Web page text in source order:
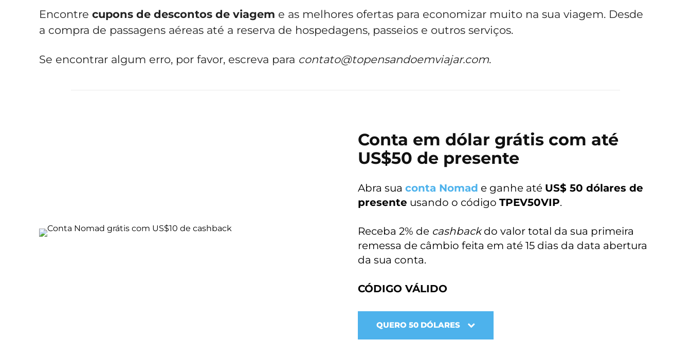
Encontre cupons de descontos de viagem e as melhores ofertas para economizar muito na sua viagem. Desde
a compra de passagens aéreas até a reserva de hospedagens, passeios e outros serviços.
Se encontrar algum erro, por favor, escreva para contato@topensandoemviajar.com.
Conta em dólar grátis com até
US$50 de presente
Abra sua conta Nomad e ganhe até US$ 50 dólares de
presente usando o código TPEV50VIP.
Receba 2% de cashbackdo valor total da sua primeira
remessa de câmbio feita em até 15 dias da data abertura
da sua conta.
CÓDIGO VÁLIDO
QUERO 50 DÓLARES